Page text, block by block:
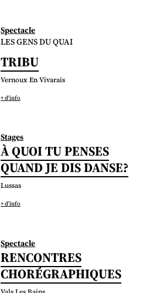
Spectacle
LES GENS DU QUAI
TRIBU
Vernoux En Vivarais
+ d'info
Stages
À QUOI TU PENSES
QUAND JE DIS DANSE?
Lussas
+ d'info
Spectacle
RENCONTRES
CHORÉGRAPHIQUES